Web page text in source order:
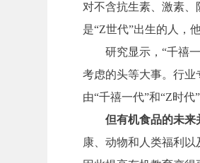
对不含抗生素、激素
是“Z世代”出生的人，
研究显示，“千禧
考虑的头等大事。行业
由“千禧一代”和“Z时代
但有机食品的未来
康、动物和人类福利